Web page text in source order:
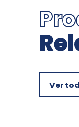
Ver